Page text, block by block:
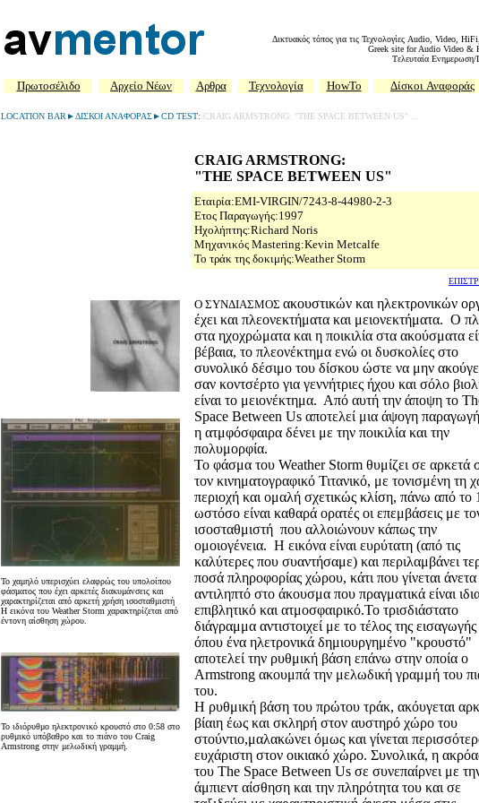
Δικτυακός τόπος για τις Τεχνολογίες Audio, Video,
Greek site for Audio Video &
Tελευταία
Πρωτοσέλιδο Aρχείο Νέων Αρθρα Τεχνολογία HowTo Δίσκοι Αναφοράς
LOCATION BAR►ΔΙΣΚΟΙ ΑΝΑΦΟΡΑΣ►CD TEST: CRAIG ARMSTRONG: "THE SPACE BETWEEN US"
Το χαμηλό υπερισχύει ελαφρώς του υπολοίπου
φάσματος που έχει αρκετές διακυμάνσεις και
χαρακτηρίζεται από αρκετή χρήση ισοσταθμιστή
Η εικόνα του Weather Storm χαρακτηρίζεται από
έντονη αίσθηση χώρου.
Το ιδιόρυθμο ηλεκτρονικό κρουστό στο 0:58 στο
ρυθμικό υπόβαθρο και το πιάνο του Craig
Armstrong στην μελωδική γραμμή.
CRAIG ARMSTRONG:
"THE SPACE BETWEEN US"
Εταιρία:EMI-VIRGIN/7243-8-44980-2-3
Ετος Παραγωγής:1997
Ηχολήπτης:Richard Noris
Μηχανικός Mastering:Kevin Metcalfe
To τράκ της δοκιμής:Weather Storm
O ΣΥΝΔΙΑΣΜΟΣ ακουστικών και ηλεκτρονικών
έχει και πλεονεκτήματα και μειονεκτήματα. Ο
στα ηχοχρώματα και η ποικιλία στα ακούσματα
βέβαια, το πλεονέκτημα ενώ οι δυσκολίες στο
συνολικό δέσιμο του δίσκου ώστε να μην
σαν κοντσέρτο για γεννήτριες ήχου και σόλο
είναι το μειονέκτημα. Από αυτή την άποψη το
Space Between Us αποτελεί μια άψογη
η ατμφόσφαιρα δένει με την ποικιλία και την
πολυμορφία.
Το φάσμα του Weather Storm θυμίζει σε αρκετά
τον κινηματογραφικό Τιτανικό, με τονισμένη τη
περιοχή και ομαλή σχετικώς κλίση, πάνω από το
ωστόσο είναι καθαρά ορατές οι επεμβάσεις με
ισοσταθμιστή που αλλοιώνουν κάπως την
ομοιογένεια. Η εικόνα είναι ευρύτατη (από τις
καλύτερες που συαντήσαμε) και περιλαμβάνει
ποσά πληροφορίας χώρου, κάτι που γίνεται άνετα
αντιληπτό στο άκουσμα που πραγματικά είναι
επιβλητικό και ατμοσφαιρικό.Το τρισδιάστατο
διάγραμμα αντιστοιχεί με το τέλος της
όπου ένα ηλετρονικά δημιουργημένο "κρουστό"
αποτελεί την ρυθμική βάση επάνω στην οποία ο
Armstrong ακουμπά την μελωδική γραμμή του
του.
Η ρυθμική βάση του πρώτου τράκ, ακόυγεται
βίαιη έως και σκληρή στον αυστηρό χώρο του
στούντιο,μαλακώνει όμως και γίνεται
ευχάριστη στον οικιακό χώρο. Συνολικά, η
του The Space Between Us σε συνεπαίρνει με
άμπιεντ αίσθηση και την πληρότητα του και σε